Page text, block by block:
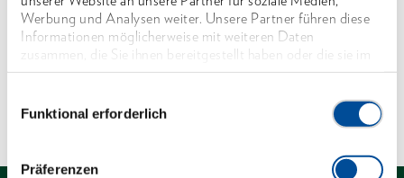
Werbung und Analysen weiter. Unsere Partner führen diese
Informationen möglicherweise mit weiteren Daten
zusammen, die Sie ihnen bereitgestellt haben oder die sie im
Rahmen Ihrer Nutzung der Dienste gesammelt haben. Unsere
Funktional erforderlich
Präferenzen
Lieferumfang